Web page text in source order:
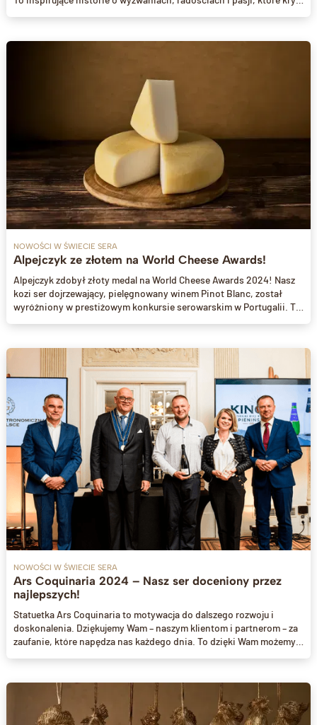
NOWOŚCI W ŚWIECIE SERA
Alpejczyk ze złotem na World Cheese Awards!
Alpejczyk zdobył złoty medal na World Cheese Awards 2024! Nasz
kozi ser dojrzewający, pielęgnowany winem Pinot Blanc, został
wyróżniony w prestiżowym konkursie serowarskim w Portugalii. To
NOWOŚCI W ŚWIECIE SERA
Ars Coquinaria 2024 – Nasz ser doceniony przez
najlepszych!
Statuetka Ars Coquinaria to motywacja do dalszego rozwoju i
doskonalenia. Dziękujemy Wam – naszym klientom i partnerom – za
zaufanie, które napędza nas każdego dnia. To dzięki Wam możemy